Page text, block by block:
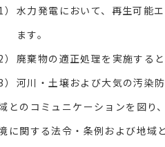
水力発電において、再生可能
ます。
廃棄物の適正処理を実施する
河川・土壌および大気の汚染
とのコミュニケーションを図り
に関する法令・条例および地域